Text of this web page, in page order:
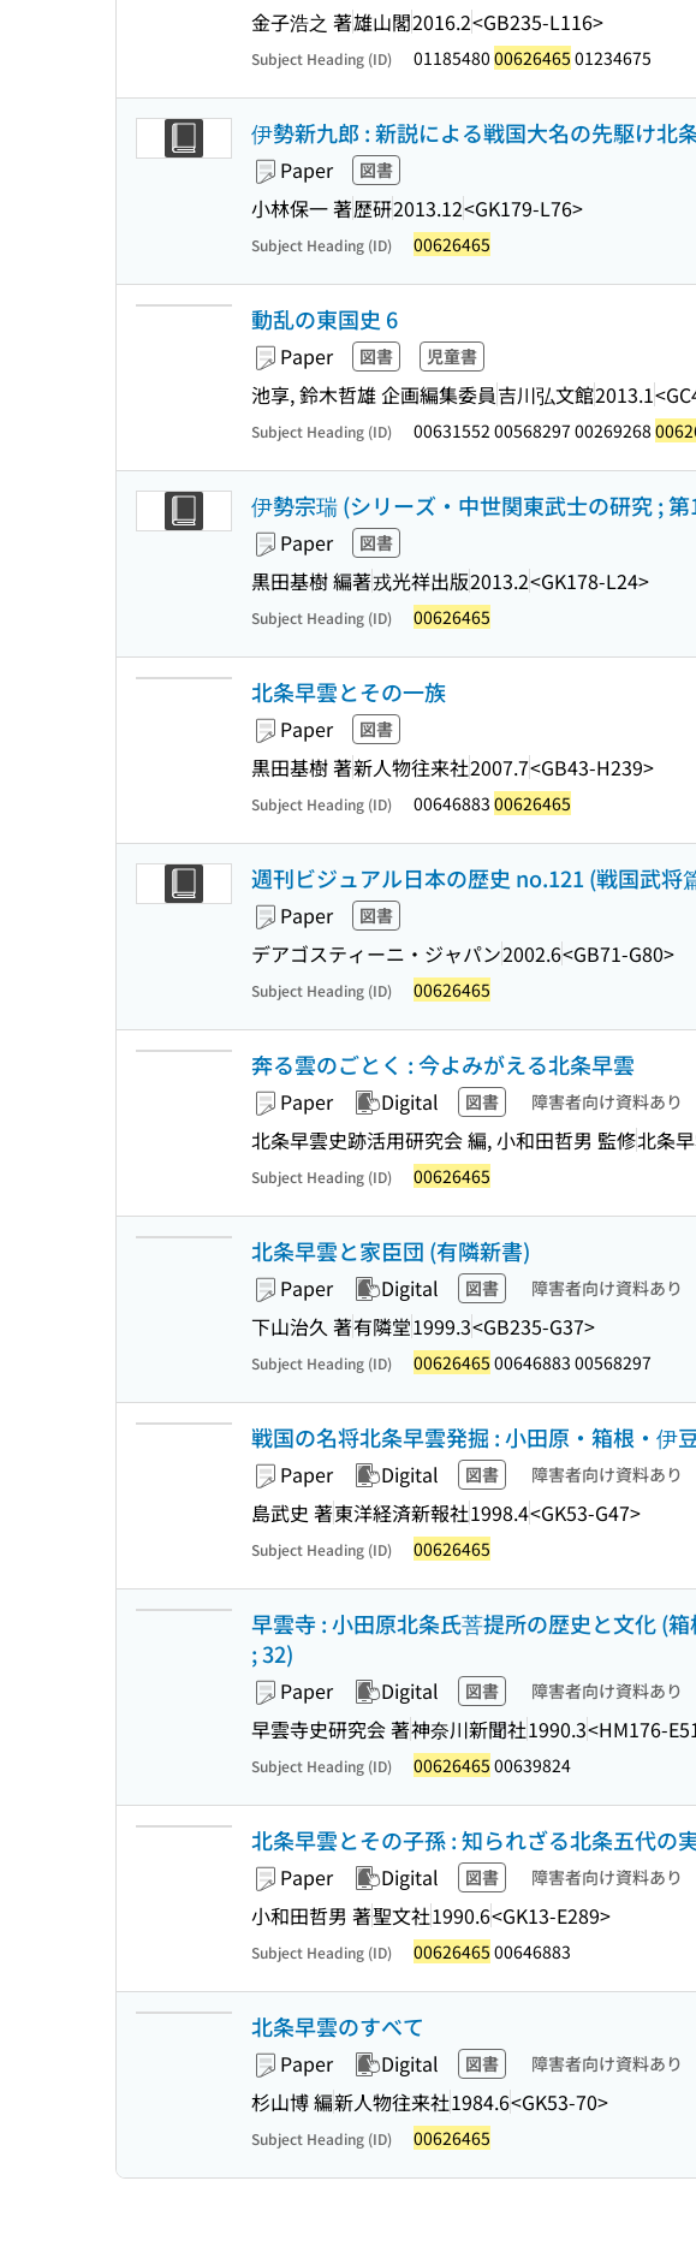
金子浩之 著雄山閣2016.2<GB235-L116>
Subject Heading (ID) 01185480 00626465 01234675
伊勢新九郎 : 新説による戦国大名の先駆け北
Paper 図書
小林保一 著歴研2013.12<GK179-L76>
Subject Heading (ID) 00626465
動乱の東国史 6
Paper 図書 児童書
池享, 鈴木哲雄 企画編集委員吉川弘文館2013.1
Subject Heading (ID) 00631552 00568297 00269268
伊勢宗瑞 (シリーズ・中世関東武士の研究 ; 第
Paper 図書
黒田基樹 編著戎光祥出版2013.2<GK178-L24>
Subject Heading (ID) 00626465
北条早雲とその一族
Paper 図書
黒田基樹 著新人物往来社2007.7<GB43-H239>
Subject Heading (ID) 00646883 00626465
週刊ビジュアル日本の歴史 no.121 (戦国武将
Paper 図書
デアゴスティーニ・ジャパン2002.6<GB71-G80>
Subject Heading (ID) 00626465
奔る雲のごとく : 今よみがえる北条早雲
Paper Digital 図書 障害者向け資料あり
北条早雲史跡活用研究会 編, 小和田哲男 監修北条
Subject Heading (ID) 00626465
北条早雲と家臣団 (有隣新書)
Paper Digital 図書 障害者向け資料あり
下山治久 著有隣堂1999.3<GB235-G37>
Subject Heading (ID) 00626465 00646883 00568297
戦国の名将北条早雲発掘 : 小田原・箱根・伊
Paper Digital 図書 障害者向け資料あり
島武史 著東洋経済新報社1998.4<GK53-G47>
Subject Heading (ID) 00626465
早雲寺 : 小田原北条氏菩提所の歴史と文化 (
; 32)
Paper Digital 図書 障害者向け資料あり
早雲寺史研究会 著神奈川新聞社1990.3<HM176-
Subject Heading (ID) 00626465 00639824
北条早雲とその子孫 : 知られざる北条五代の
Paper Digital 図書 障害者向け資料あり
小和田哲男 著聖文社1990.6<GK13-E289>
Subject Heading (ID) 00626465 00646883
北条早雲のすべて
Paper Digital 図書 障害者向け資料あり
杉山博 編新人物往来社1984.6<GK53-70>
Subject Heading (ID) 00626465